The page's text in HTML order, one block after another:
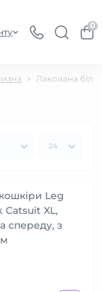
0
Лакована
Leg
XL,
спереду, з